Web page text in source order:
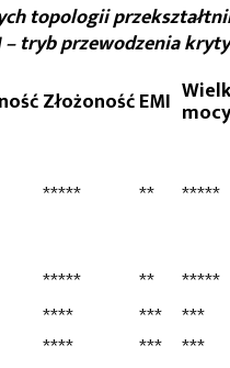
topologii
tryb przewodzenia
ZłożonośćEMI mocy
***** ** *****
***** ** *****
**** *** ***
**** *** ***